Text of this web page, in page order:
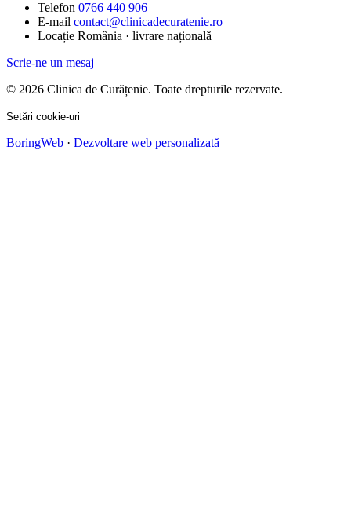
Telefon 0766 440 906
E-mail contact@clinicadecuratenie.ro
Locație România · livrare națională
Scrie-ne un mesaj
© 2026 Clinica de Curățenie. Toate drepturile rezervate.
Setări cookie-uri
BoringWeb · Dezvoltare web personalizată